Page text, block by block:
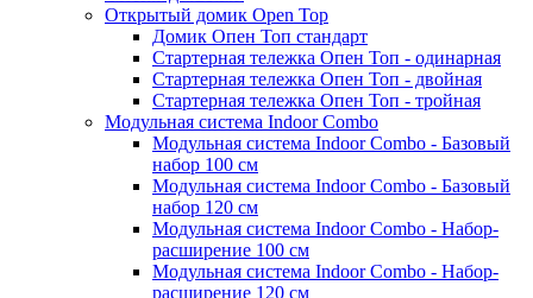
Открытый домик Open Top
Домик Опен Топ стандарт
Стартерная тележка Опен Топ - одинарная
Стартерная тележка Опен Топ - двойная
Стартерная тележка Опен Топ - тройная
Модульная система Indoor Combo
Модульная система Indoor Combo - Базовый
набор 100 см
Модульная система Indoor Combo - Базовый
набор 120 см
Модульная система Indoor Combo - Набор-
расширение 100 см
Модульная система Indoor Combo - Набор-
расширение 120 см